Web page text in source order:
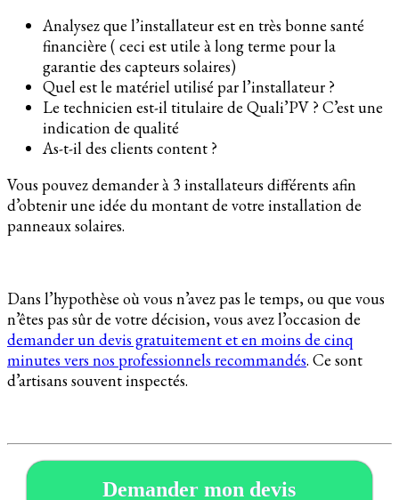
Analysez que l’installateur est en très bonne santé
financière ( ceci est utile à long terme pour la
garantie des capteurs solaires)
Quel est le matériel utilisé par l’installateur ?
Le technicien est-il titulaire de Quali’PV ? C’est une
indication de qualité
As-t-il des clients content ?
Vous pouvez demander à 3 installateurs différents afin
d’obtenir une idée du montant de votre installation de
panneaux solaires.
Dans l’hypothèse où vous n’avez pas le temps, ou que vous
n’êtes pas sûr de votre décision, vous avez l’occasion de
demander un devis gratuitement et en moins de cinq
minutes vers nos professionnels recommandés. Ce sont
d’artisans souvent inspectés.
Demander mon devis